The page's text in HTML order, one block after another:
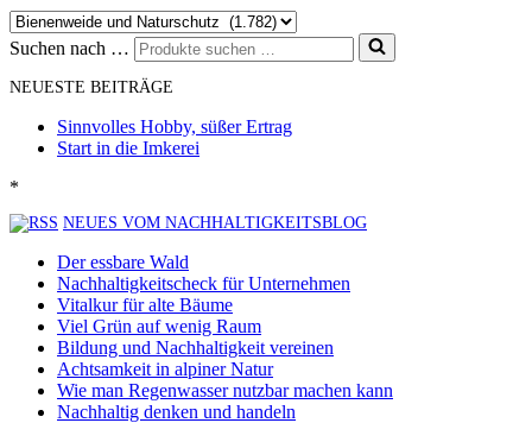
Suchen nach …
NEUESTE BEITRÄGE
Sinnvolles Hobby, süßer Ertrag
Start in die Imkerei
*
NEUES VOM NACHHALTIGKEITSBLOG
Der essbare Wald
Nachhaltigkeitscheck für Unternehmen
Vitalkur für alte Bäume
Viel Grün auf wenig Raum
Bildung und Nachhaltigkeit vereinen
Achtsamkeit in alpiner Natur
Wie man Regenwasser nutzbar machen kann
Nachhaltig denken und handeln